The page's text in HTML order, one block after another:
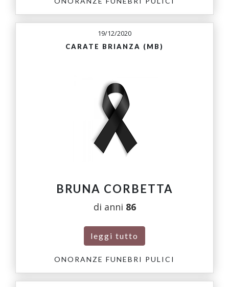
19/12/2020
CARATE BRIANZA (MB)
BRUNA CORBETTA
di anni 86
leggi tutto
ONORANZE FUNEBRI PULICI